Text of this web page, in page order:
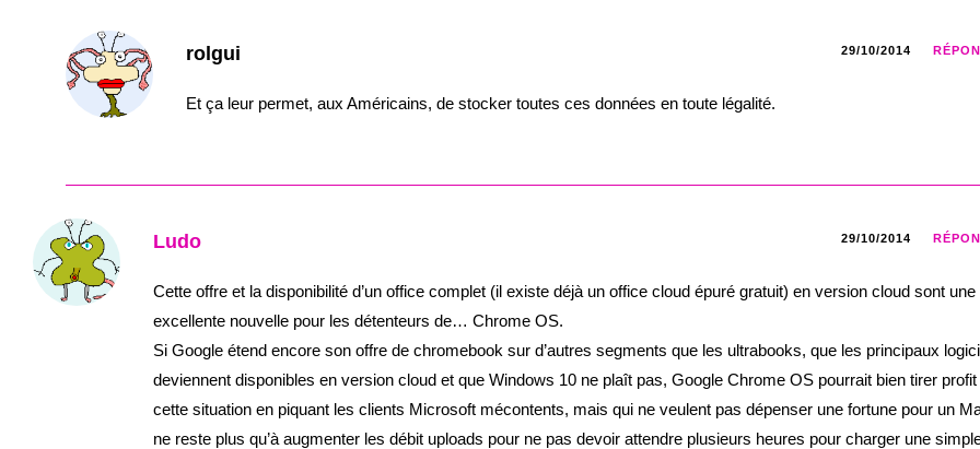
rolgui 29/10/2014
Et ça leur permet, aux Américains, de stocker toutes ces données en toute légalité.
Ludo 29/10/2014
Cette offre et la disponibilité d’un office complet (il existe déjà un office cloud épuré gratuit) en version cloud sont une
excellente nouvelle pour les détenteurs de… Chrome OS.
Si Google étend encore son offre de chromebook sur d’autres segments que les ultrabooks, que les principaux
deviennent disponibles en version cloud et que Windows 10 ne plaît pas, Google Chrome OS pourrait bien tirer profit
cette situation en piquant les clients Microsoft mécontents, mais qui ne veulent pas dépenser une fortune pour un
ne reste plus qu’à augmenter les débit uploads pour ne pas devoir attendre plusieurs heures pour charger une